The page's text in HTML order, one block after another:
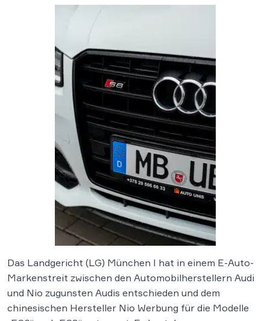
Das Landgericht (LG) München I hat in einem E-Auto-
Markenstreit zwischen den Automobilherstellern Audi
und Nio zugunsten Audis entschieden und dem
chinesischen Hersteller Nio Werbung für die Modelle